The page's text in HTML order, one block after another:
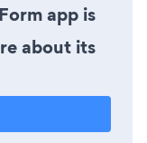
app is
about its